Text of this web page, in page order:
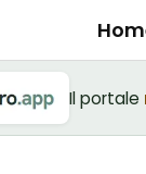
Il portale